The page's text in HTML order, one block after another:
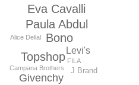
Eva Cavalli
Paula Abdul
Bono
Topshop
Givenchy
Levi's
J Brand
FILA
Alice Dellal
Campana Brothers